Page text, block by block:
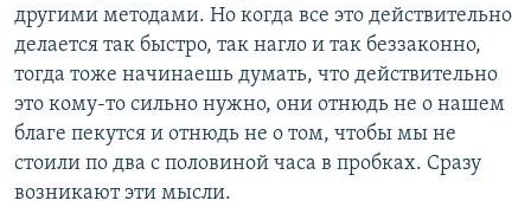
другими методами. Но когда все это действительно
делается так быстро, так нагло и так беззаконно,
тогда тоже начинаешь думать, что действительно
это кому-то сильно нужно, они отнюдь не о нашем
благе пекутся и отнюдь не о том, чтобы мы не
стоили по два с половиной часа в пробках. Сразу
возникают эти мысли.